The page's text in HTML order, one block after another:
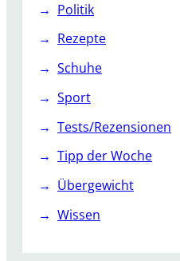
Politik
Rezepte
Schuhe
Sport
Tests/Rezensionen
Tipp der Woche
Übergewicht
Wissen